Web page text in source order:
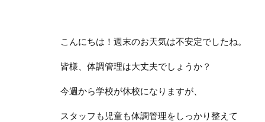
こんにちは！週末のお天気は不安定でしたね。
皆様、体調管理は大丈夫でしょうか？
今週から学校が休校になりますが、
スタッフも児童も体調管理をしっかり整えて